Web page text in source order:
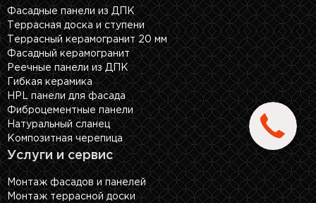
Фасадные панели из ДПК
Террасная доска и ступени
Террасный керамогранит 20 мм
Фасадный керамогранит
Реечные панели из ДПК
Гибкая керамика
HPL панели для фасада
Фиброцементные панели
Натуральный сланец
Композитная черепица
Услуги и сервис
Монтаж фасадов и панелей
Монтаж террасной доски